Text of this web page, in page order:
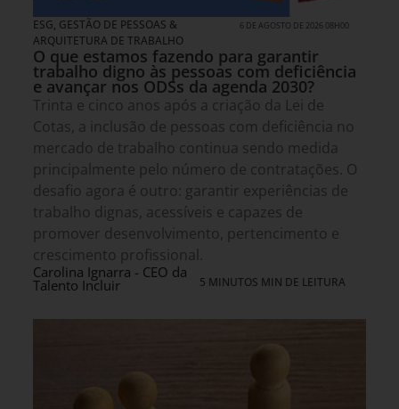
ESG, GESTÃO DE PESSOAS &
ARQUITETURA DE TRABALHO
6 DE AGOSTO DE 2026 08H00
O que estamos fazendo para garantir
trabalho digno às pessoas com deficiência
e avançar nos ODSs da agenda 2030?
Trinta e cinco anos após a criação da Lei de
Cotas, a inclusão de pessoas com deficiência no
mercado de trabalho continua sendo medida
principalmente pelo número de contratações. O
desafio agora é outro: garantir experiências de
trabalho dignas, acessíveis e capazes de
promover desenvolvimento, pertencimento e
crescimento profissional.
Carolina Ignarra - CEO da
Talento Incluir 5 MINUTOS MIN DE LEITURA